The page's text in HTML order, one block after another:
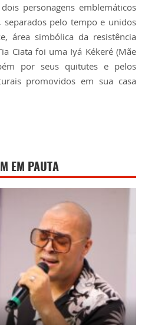
personagens emblemáticos
pelo tempo e unidos
área simbólica da resistência
Ciata foi uma Iyá Kékeré (Mãe
por seus quitutes e pelos
promovidos em sua casa
EM PAUTA